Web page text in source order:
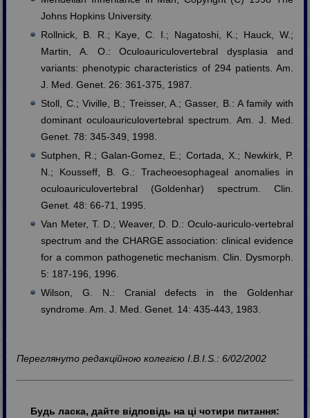
Johns Hopkins University.
Rollnick, B. R.; Kaye, C. I.; Nagatoshi, K.; Hauck, W.;
Martin, A. O.: Oculoauriculovertebral dysplasia and
variants: phenotypic characteristics of 294 patients. Am.
J. Med. Genet. 26: 361-375, 1987.
Stoll, C.; Viville, B.; Treisser, A.; Gasser, B.: A family with
dominant oculoauriculovertebral spectrum. Am. J. Med.
Genet. 78: 345-349, 1998.
Sutphen, R.; Galan-Gomez, E.; Cortada, X.; Newkirk, P.
N.; Kousseff, B. G.: Tracheoesophageal anomalies in
oculoauriculovertebral (Goldenhar) spectrum. Clin.
Genet. 48: 66-71, 1995.
Van Meter, T. D.; Weaver, D. D.: Oculo-auriculo-vertebral
spectrum and the CHARGE association: clinical evidence
for a common pathogenetic mechanism. Clin. Dysmorph.
5: 187-196, 1996.
Wilson, G. N.: Cranial defects in the Goldenhar
syndrome. Am. J. Med. Genet. 14: 435-443, 1983.
Переглянуто редакційною колегією I.B.I.S.: 6/02/2002
Будь ласка, дайте відповідь на ці чотири питання: